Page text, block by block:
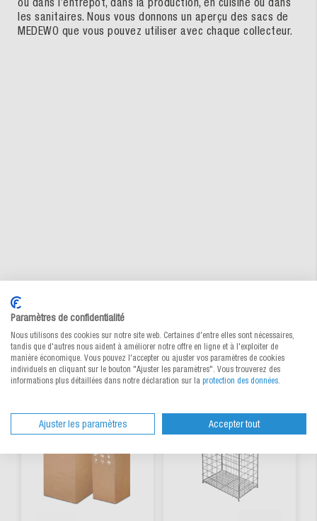
les sanitaires. Nous vous donnons un aperçu des sacs de
MEDEWO que vous pouvez utiliser avec chaque collecteur.
Produits alternatifs
Paramètres de confidentialité
Nous utilisons des cookies sur notre site web. Certaines d'entre elles sont nécessaires,
tandis que d'autres nous aident à améliorer notre offre en ligne et à l'exploiter de
manière économique. Vous pouvez l'accepter ou ajuster vos paramètres de cookies
individuels en cliquant sur le bouton "Ajuster les paramètres". Vous trouverez des
informations plus détaillées dans notre déclaration sur la protection des données.
Ajuster les paramètres Accepter tout